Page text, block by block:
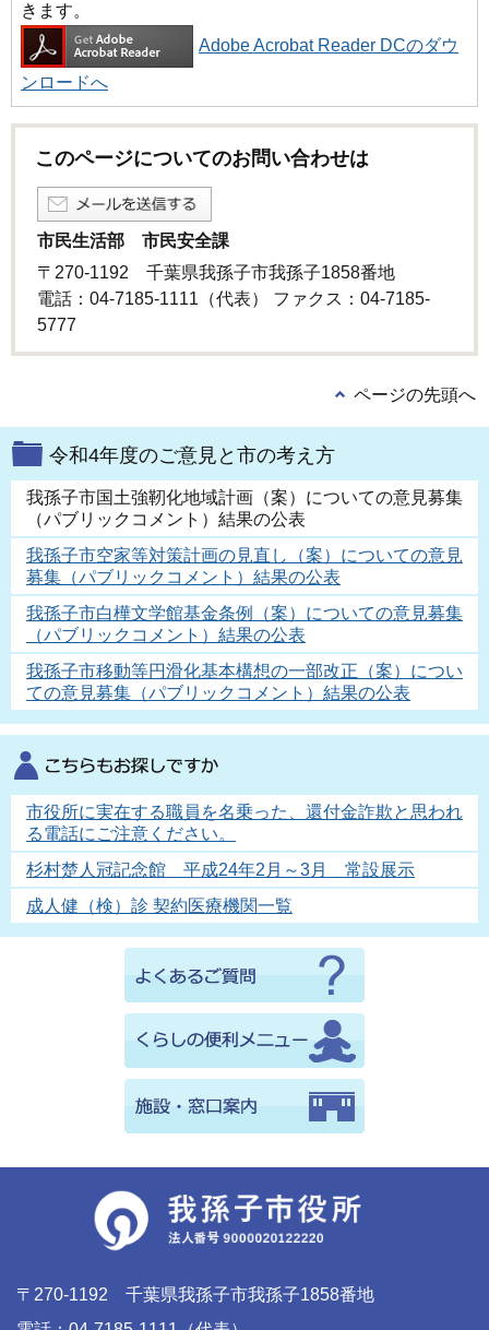
きます。
Adobe Acrobat Reader DCのダウ
ンロードへ
このページについてのお問い合わせは
市民生活部 市民安全課
〒270-1192 千葉県我孫子市我孫子1858番地
電話：04-7185-1111（代表） ファクス：04-7185-
5777
ページの先頭へ
令和4年度のご意見と市の考え方
我孫子市国土強靭化地域計画（案）についての意見募集
（パブリックコメント）結果の公表
我孫子市空家等対策計画の見直し（案）についての意見
募集（パブリックコメント）結果の公表
我孫子市白樺文学館基金条例（案）についての意見募集
（パブリックコメント）結果の公表
我孫子市移動等円滑化基本構想の一部改正（案）につい
ての意見募集（パブリックコメント）結果の公表
市役所に実在する職員を名乗った、還付金詐欺と思われ
る電話にご注意ください。
杉村楚人冠記念館 平成24年2月～3月 常設展示
成人健（検）診 契約医療機関一覧
〒270-1192 千葉県我孫子市我孫子1858番地